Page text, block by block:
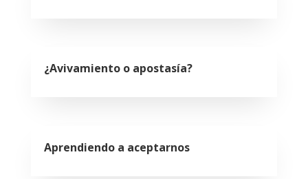
¿Avivamiento o apostasía?
Aprendiendo a aceptarnos